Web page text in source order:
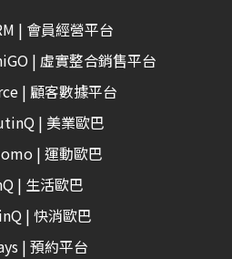
| 會員經營平台
| 虛實整合銷售平台
| 顧客數據平台
| 美業歐巴
| 運動歐巴
| 生活歐巴
| 快消歐巴
| 預約平台